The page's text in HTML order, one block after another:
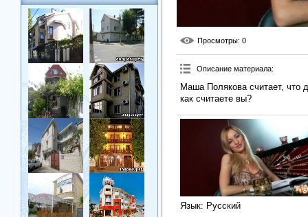
Просмотры: 0
Описание материала:
Маша Полякова считает,
как считаете вы?
Язык: Русский